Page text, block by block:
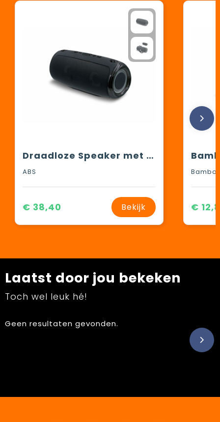
Draadloze Speaker met schouderband 20W
ABS
€ 38,40 Bekijk €
Laatst door jou bekeken
Toch wel leuk hé!
Geen resultaten gevonden.